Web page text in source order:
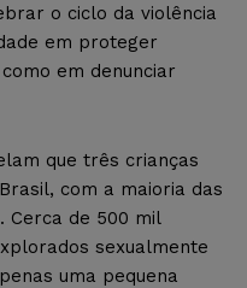
o ciclo da violência
em proteger
em denunciar
que três crianças
com a maioria das
Cerca de 500 mil
sexualmente
uma pequena